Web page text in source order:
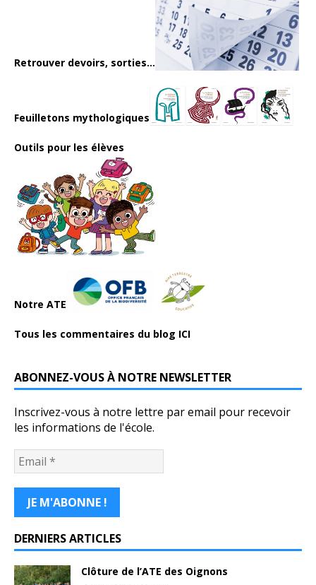
Retrouver devoirs, sorties...
Feuilletons mythologiques
Outils pour les élèves
Notre ATE
Tous les commentaires du blog ICI
ABONNEZ-VOUS À NOTRE NEWSLETTER
Inscrivez-vous à notre lettre par email pour recevoir
les informations de l'école.
DERNIERS ARTICLES
Clôture de l’ATE des Oignons